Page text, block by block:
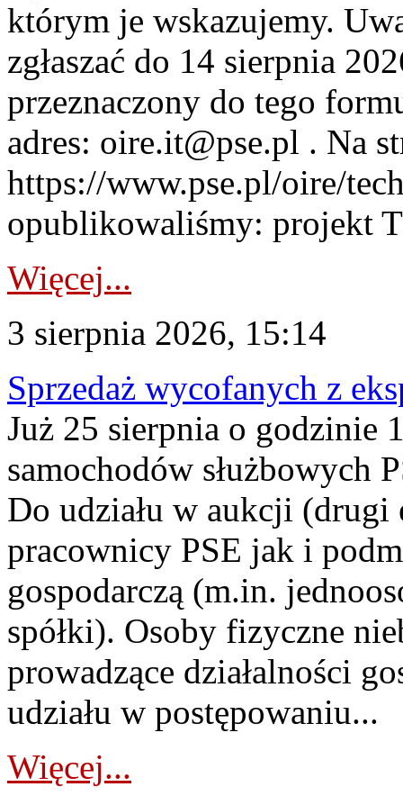
którym je wskazujemy.
zgłaszać do 14 sierpnia
przeznaczony do tego
adres: oire.it@pse.pl . Na
https://www.pse.pl/oire/
opublikowaliśmy: projekt
Więcej...
3 sierpnia 2026, 15:14
Sprzedaż wycofanych z
Już 25 sierpnia o godzinie
samochodów służbowych
Do udziału w aukcji (drugi
pracownicy PSE jak i
gospodarczą (m.in.
spółki). Osoby fizyczne
prowadzące działalności
udziału w postępowaniu...
Więcej...